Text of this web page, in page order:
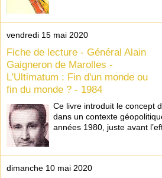
vendredi 15 mai 2020
Fiche de lecture - Général Alain
Gaigneron de Marolles -
L'Ultimatum : Fin d'un monde ou
fin du monde ? - 1984
Ce livre introduit le concept
dans un contexte
années 1980, juste avant
dimanche 10 mai 2020